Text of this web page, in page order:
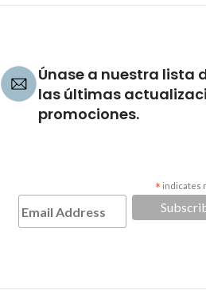
Únase a nuestra lista
las últimas
promociones.
* indicates